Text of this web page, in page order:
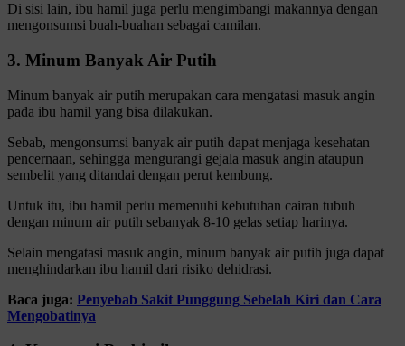
Di sisi lain, ibu hamil juga perlu mengimbangi makannya dengan
mengonsumsi buah-buahan sebagai camilan.
3. Minum Banyak Air Putih
Minum banyak air putih merupakan cara mengatasi masuk angin
pada ibu hamil yang bisa dilakukan.
Sebab, mengonsumsi banyak air putih dapat menjaga kesehatan
pencernaan, sehingga mengurangi gejala masuk angin ataupun
sembelit yang ditandai dengan perut kembung.
Untuk itu, ibu hamil perlu memenuhi kebutuhan cairan tubuh
dengan minum air putih sebanyak 8-10 gelas setiap harinya.
Selain mengatasi masuk angin, minum banyak air putih juga dapat
menghindarkan ibu hamil dari risiko dehidrasi.
Baca juga: Penyebab Sakit Punggung Sebelah Kiri dan Cara
Mengobatinya